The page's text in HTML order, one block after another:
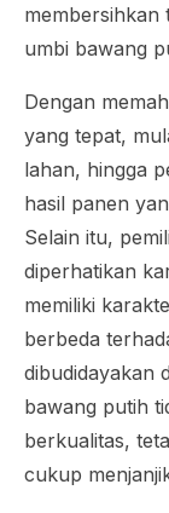
membersihkan
umbi bawang
Dengan
yang tepat,
lahan, hingga
hasil panen
Selain itu,
diperhatikan
memiliki
berbeda
dibudidayakan
bawang putih
berkualitas,
cukup